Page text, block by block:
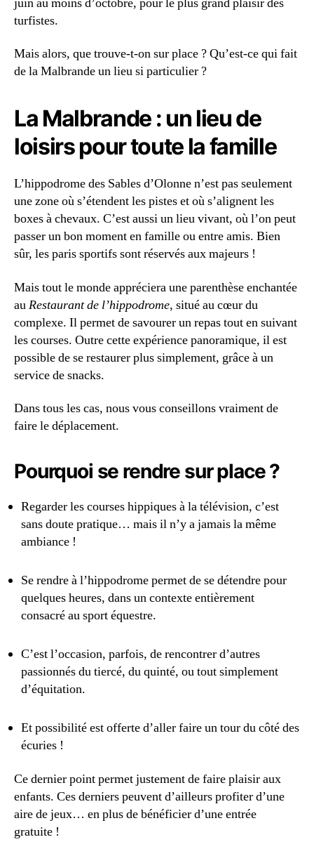
turfistes.
Mais alors, que trouve-t-on sur place ? Qu’est-ce qui fait
de la Malbrande un lieu si particulier ?
La Malbrande : un lieu de
loisirs pour toute la famille
L’hippodrome des Sables d’Olonne n’est pas seulement
une zone où s’étendent les pistes et où s’alignent les
boxes à chevaux. C’est aussi un lieu vivant, où l’on peut
passer un bon moment en famille ou entre amis. Bien
sûr, les paris sportifs sont réservés aux majeurs !
Mais tout le monde appréciera une parenthèse enchantée
auRestaurant de l’hippodrome, situé au cœur du
complexe. Il permet de savourer un repas tout en suivant
les courses. Outre cette expérience panoramique, il est
possible de se restaurer plus simplement, grâce à un
service de snacks.
Dans tous les cas, nous vous conseillons vraiment de
faire le déplacement.
Pourquoi se rendre sur place ?
Regarder les courses hippiques à la télévision, c’est
sans doute pratique… mais il n’y a jamais la même
ambiance !
Se rendre à l’hippodrome permet de se détendre pour
quelques heures, dans un contexte entièrement
consacré au sport équestre.
C’est l’occasion, parfois, de rencontrer d’autres
passionnés du tiercé, du quinté, ou tout simplement
d’équitation.
Et possibilité est offerte d’aller faire un tour du côté des
écuries !
Ce dernier point permet justement de faire plaisir aux
enfants. Ces derniers peuvent d’ailleurs profiter d’une
aire de jeux… en plus de bénéficier d’une entrée
gratuite !